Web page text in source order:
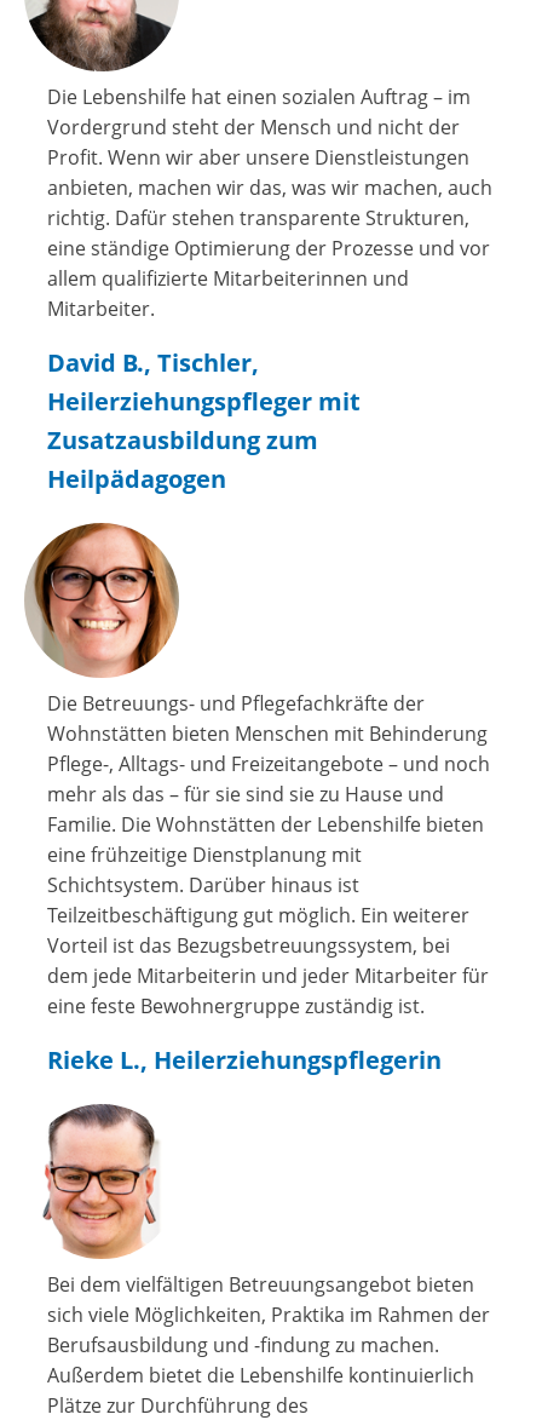
Die Lebenshilfe hat einen sozialen Auftrag – im
Vordergrund steht der Mensch und nicht der
Profit. Wenn wir aber unsere Dienstleistungen
anbieten, machen wir das, was wir machen, auch
richtig. Dafür stehen transparente Strukturen,
eine ständige Optimierung der Prozesse und vor
allem qualifizierte Mitarbeiterinnen und
Mitarbeiter.
David B., Tischler,
Heilerziehungspfleger mit
Zusatzausbildung zum
Heilpädagogen
Die Betreuungs- und Pflegefachkräfte der
Wohnstätten bieten Menschen mit Behinderung
Pflege-, Alltags- und Freizeitangebote – und noch
mehr als das – für sie sind sie zu Hause und
Familie. Die Wohnstätten der Lebenshilfe bieten
eine frühzeitige Dienstplanung mit
Schichtsystem. Darüber hinaus ist
Teilzeitbeschäftigung gut möglich. Ein weiterer
Vorteil ist das Bezugsbetreuungssystem, bei
dem jede Mitarbeiterin und jeder Mitarbeiter für
eine feste Bewohnergruppe zuständig ist.
Rieke L., Heilerziehungspflegerin
Bei dem vielfältigen Betreuungsangebot bieten
sich viele Möglichkeiten, Praktika im Rahmen der
Berufsausbildung und -findung zu machen.
Außerdem bietet die Lebenshilfe kontinuierlich
Plätze zur Durchführung des